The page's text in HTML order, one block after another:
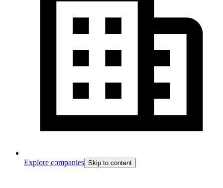
Explore companies Skip to content